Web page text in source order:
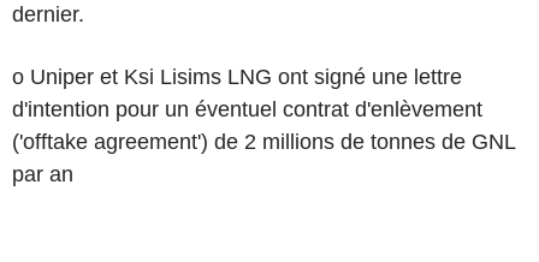
dernier.
o Uniper et Ksi Lisims LNG ont signé une lettre
d'intention pour un éventuel contrat d'enlèvement
('offtake agreement') de 2 millions de tonnes de GNL
par an